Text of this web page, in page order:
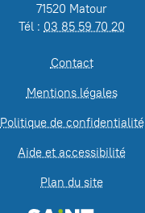
71520 Matour
Tél : 03 85 59 70 20
Contact
Mentions légales
Politique de confidentialité
Aide et accessibilité
Plan du site